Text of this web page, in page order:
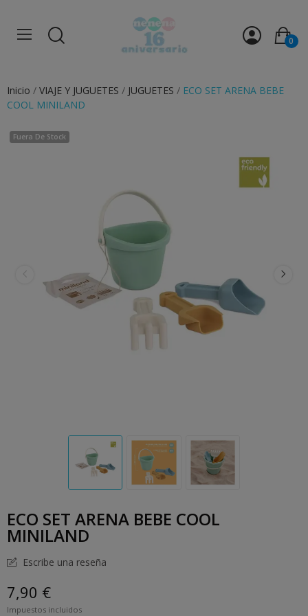
0
Inicio VIAJE Y JUGUETES JUGUETES
ECO SET ARENA BEBE
COOL MINILAND
Fuera De Stock
ECO SET ARENA BEBE COOL
MINILAND
Escribe una reseña
7,90 €
Impuestos incluidos